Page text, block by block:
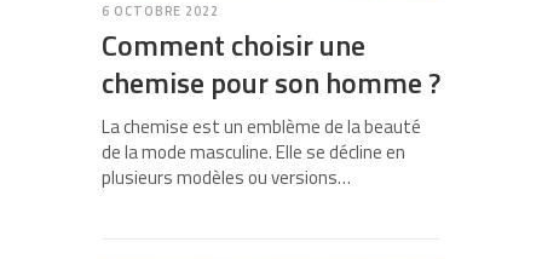
6 OCTOBRE 2022
Comment choisir une
chemise pour son homme ?
La chemise est un emblème de la beauté
de la mode masculine. Elle se décline en
plusieurs modèles ou versions…